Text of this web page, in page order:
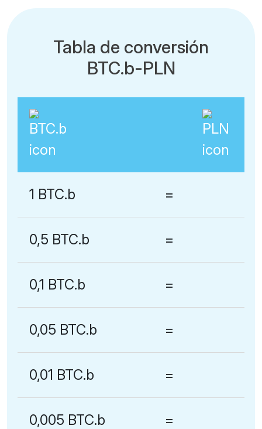
Tabla de conversión
BTC.b-PLN
1 BTC.b =
0,5 BTC.b =
0,1 BTC.b =
0,05 BTC.b =
0,01 BTC.b =
0,005 BTC.b =